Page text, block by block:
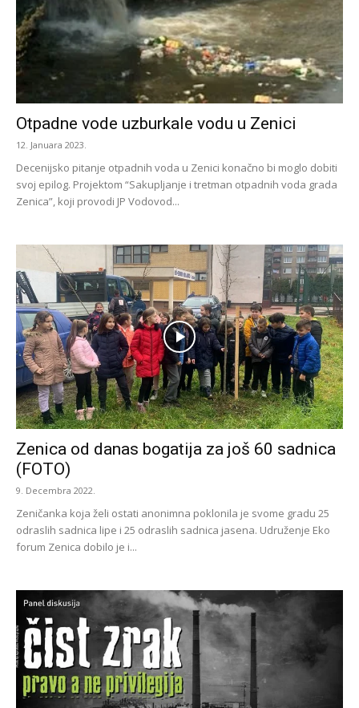
Otpadne vode uzburkale vodu u Zenici
12. Januara 2023.
Decenijsko pitanje otpadnih voda u Zenici konačno bi moglo dobiti
svoj epilog. Projektom “Sakupljanje i tretman otpadnih voda grada
Zenica”, koji provodi JP Vodovod...
Zenica od danas bogatija za još 60 sadnica
(FOTO)
9. Decembra 2022.
Zeničanka koja želi ostati anonimna poklonila je svome gradu 25
odraslih sadnica lipe i 25 odraslih sadnica jasena. Udruženje Eko
forum Zenica dobilo je i...